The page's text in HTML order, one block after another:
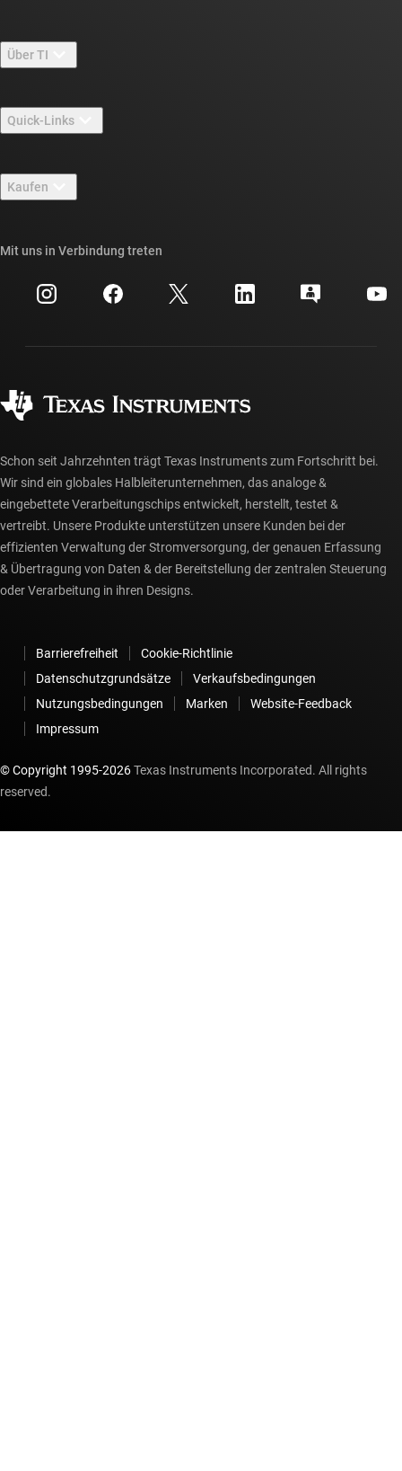
Über TI
Stellenangebote
Newsroom
Veranstaltungen
Investorenbeziehungen
Quick-Links
TI E2E™-Design-Support-Foren
Querverweis-Suche
Kundensupportzentrum
myTI-Konto FAQs
Kaufen
Häufig gestellte Fragen zu Bestellungen
Mit uns in Verbindung treten
Schon seit Jahrzehnten trägt Texas Instruments zum Fortschritt bei.
Wir sind ein globales Halbleiterunternehmen, das analoge &
eingebettete Verarbeitungschips entwickelt, herstellt, testet &
vertreibt. Unsere Produkte unterstützen unsere Kunden bei der
effizienten Verwaltung der Stromversorgung, der genauen Erfassung
& Übertragung von Daten & der Bereitstellung der zentralen Steuerung
oder Verarbeitung in ihren Designs.
Barrierefreiheit
Cookie-Richtlinie
Datenschutzgrundsätze
Verkaufsbedingungen
Nutzungsbedingungen
Marken
Website-Feedback
Impressum
© Copyright 1995-2026Texas Instruments Incorporated. All rights
reserved.